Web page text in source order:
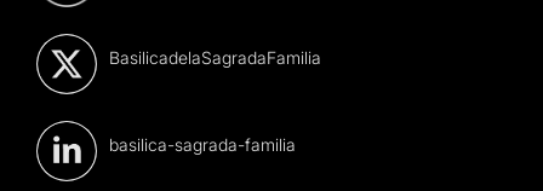
BasilicadelaSagradaFamilia
basilica-sagrada-familia